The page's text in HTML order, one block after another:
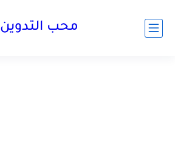
محب التدوين